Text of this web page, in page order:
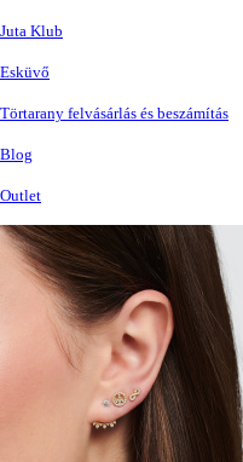
Juta Klub
Esküvő
Törtarany felvásárlás és beszámítás
Blog
Outlet